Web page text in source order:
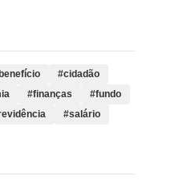
#cidadão
#finanças
#fundo
#salário